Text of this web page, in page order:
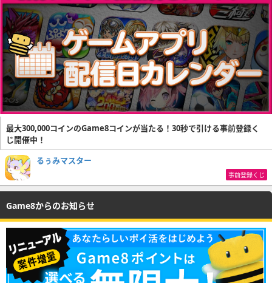
最大300,000コインのGame8コインが当たる！30秒で引ける事前登録く
じ開催中！
るぅみマスター
事前登録くじ
Game8からのお知らせ